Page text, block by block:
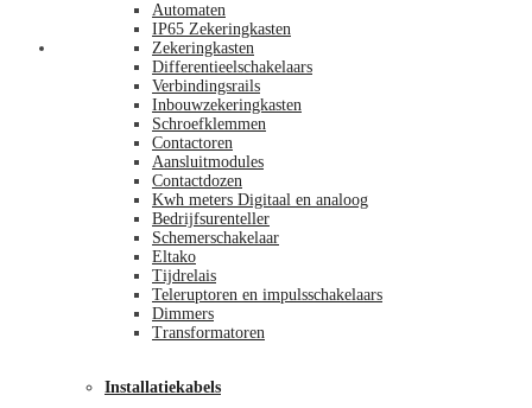
Automaten
IP65 Zekeringkasten
Zekeringkasten
Differentieelschakelaars
Verbindingsrails
Inbouwzekeringkasten
Schroefklemmen
Contactoren
Aansluitmodules
Contactdozen
Kwh meters Digitaal en analoog
Bedrijfsurenteller
Schemerschakelaar
Eltako
Tijdrelais
Teleruptoren en impulsschakelaars
Dimmers
Transformatoren
Installatiekabels